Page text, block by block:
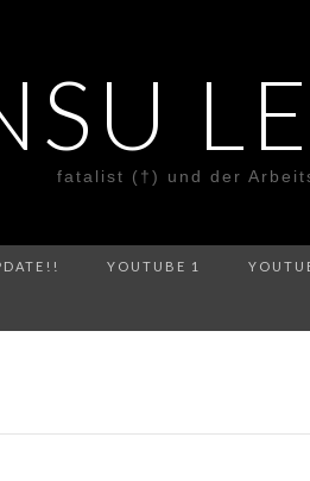
fatalist (†) und der
YOUTUBE 1